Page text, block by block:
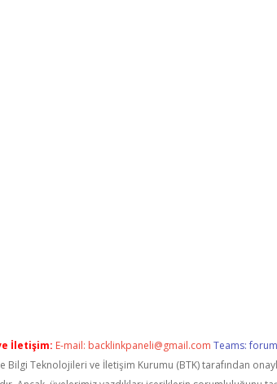
İletişim: E-mail: backlinkpaneli@gmail.com Teams:
Bilgi Teknolojileri ve İletişim Kurumu (BTK) tarafından